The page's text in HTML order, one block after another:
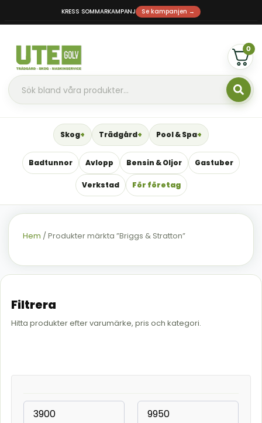
KRESS SOMMARKAMPANJ Se kampanjen →
0
Skog Trädgård Pool & Spa
Badtunnor Avlopp Bensin & Oljor Gastuber
Verkstad För företag
Hem / Produkter märkta ”Briggs & Stratton”
Filtrera
Hitta produkter efter varumärke, pris och kategori.